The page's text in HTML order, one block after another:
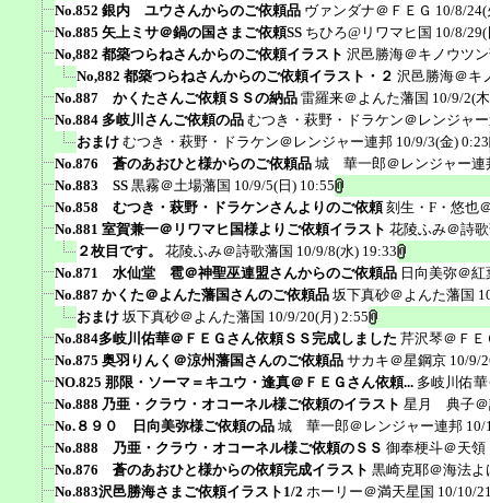
No.852 銀内 ユウさんからのご依頼品 ヴァンダナ＠ＦＥＧ 10/8/
No.885 矢上ミサ＠鍋の国さまご依頼SS ちひろ@リワマヒ国 10/8/
No,882 都築つらねさんからのご依頼イラスト 沢邑勝海＠キノウツ
No,882 都築つらねさんからのご依頼イラスト・２ 沢邑勝海＠キ
No.887 かくたさんご依頼ＳＳの納品 雷羅来＠よんた藩国 10/9/2(
No.884 多岐川さんご依頼の品 むつき・萩野・ドラケン＠レンジャ
おまけ むつき・萩野・ドラケン＠レンジャー連邦 10/9/3(金) 0:23
No.876 蒼のあおひと様からのご依頼品 城 華一郎＠レンジャー連
No.883 SS 黒霧＠土場藩国 10/9/5(日) 10:55
No.858 むつき・萩野・ドラケンさんよりのご依頼 刻生・F・悠也
No.881 室賀兼一＠リワマヒ国様よりご依頼イラスト 花陵ふみ＠詩
２枚目です。
花陵ふみ＠詩歌藩国 10/9/8(水) 19:33
No.871 水仙堂 雹＠神聖巫連盟さんからのご依頼品 日向美弥＠紅
No.887 かくた＠よんた藩国さんのご依頼品 坂下真砂＠よんた藩国
おまけ 坂下真砂＠よんた藩国 10/9/20(月) 2:55
No.884多岐川佑華＠ＦＥＧさん依頼ＳＳ完成しました 芹沢琴＠ＦＥ
No.875 奥羽りんく＠涼州藩国さんのご依頼品 サカキ＠星鋼京 10/9/
NO.825 那限・ソーマ＝キユウ・逢真＠ＦＥＧさん依頼... 多岐川佑
No.888 乃亜・クラウ・オコーネル様ご依頼のイラスト 星月 典子＠
No.８９０ 日向美弥様ご依頼の品 城 華一郎＠レンジャー連邦 10/
No.888 乃亜・クラウ・オコーネル様ご依頼のＳＳ 御奉梗斗＠天領
No.876 蒼のあおひと様からの依頼完成イラスト 黒崎克耶＠海法よ
No.883沢邑勝海さまご依頼イラスト1/2 ホーリー＠満天星国 10/10/